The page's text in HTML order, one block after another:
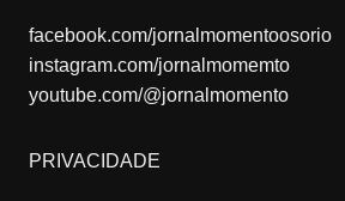
facebook.com/jornalmomentoosorio
instagram.com/jornalmomemto
youtube.com/@jornalmomento
PRIVACIDADE